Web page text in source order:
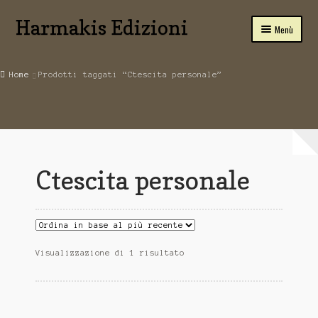
Vai
Vai
Harmakis Edizioni Menù
Chi Siamo
Servizi
Tariffe
Home Prodotti taggati “Ctescita personale”
Ctescita personale
Visualizzazione di 1 risultato